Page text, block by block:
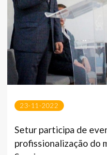
23-11-2022
Setur participa de
profissionalização do